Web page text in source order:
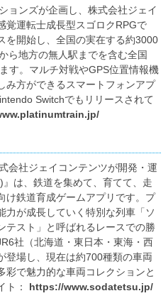
ョンズが企画し、株式会社ジェイ
覚運転士成長型スゴロクRPGで
を開始し、全国の実在する約3000
ら地方の無人駅までを含む全国
す。マルチ対戦やGPS位置情報機
み方ができるスマートフォンアプ
Switchでもリリースされて
会社ジェイコンテンツが開発・運
は、鉄道を集めて、育てて、走
け鉄道育成ゲームアプリです。プ
力が成長していく特別な列車「ソ
テスト」と呼ばれるレースでの勝
社（北海道・東日本・東海・西
登場し、現在は約700種類の車両
彩で魅力的な車両コレクションと
ト： https://www.sodatetsu.jp/